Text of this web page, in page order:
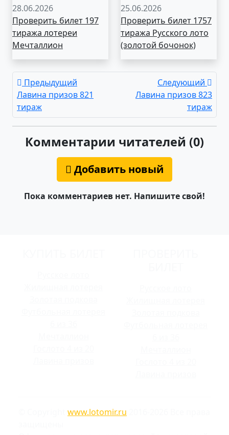
28.06.2026
Проверить билет 197
тиража лотереи
Мечталлион
25.06.2026
Проверить билет 1757
тиража Русского лото
(золотой бочонок)
Предыдущий
Лавина призов 821
тираж
Следующий
Лавина призов 823
тираж
Комментарии читателей (0)
Добавить новый
Пока комментариев нет. Напишите свой!
www.lotomir.ru